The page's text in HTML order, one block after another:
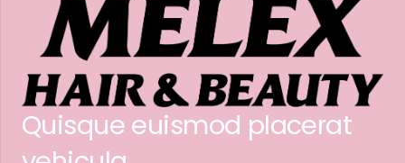
Quisque euismod placerat